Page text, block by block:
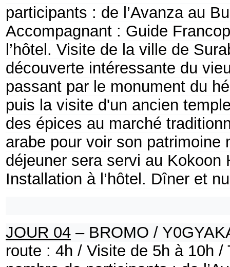
participants : de l’Avanza au
Accompagnant : Guide
l’hôtel. Visite de la ville de
découverte intéressante du
passant par le monument du
puis la visite d'un ancien
des épices au marché
arabe pour voir son patrimoine
déjeuner sera servi au Kokoon
Installation à l’hôtel. Dîner et
JOUR 04 – BROMO /
route : 4h / Visite de 5h à 10h